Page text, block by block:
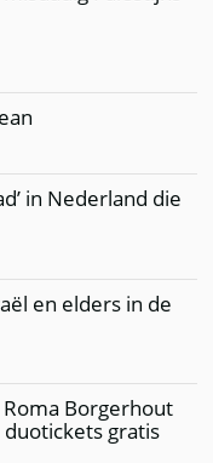
in Nederland die
en elders in de
Borgerhout
gratis